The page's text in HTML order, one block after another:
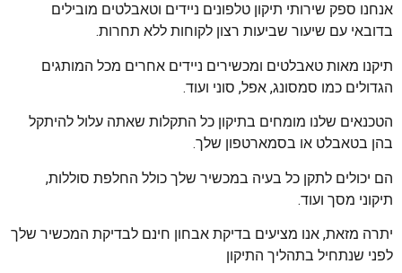
אנחנו ספק שירותי תיקון טלפונים ניידים וטאבלטים מובילים
בדובאי עם שיעור שביעות רצון לקוחות ללא תחרות.
תיקנו מאות טאבלטים ומכשירים ניידים אחרים מכל המותגים
הגדולים כמו סמסונג, אפל, סוני ועוד.
הטכנאים שלנו מומחים בתיקון כל התקלות שאתה עלול להיתקל
בהן בטאבלט או בסמארטפון שלך.
הם יכולים לתקן כל בעיה במכשיר שלך כולל החלפת סוללות,
תיקוני מסך ועוד.
יתרה מזאת, אנו מציעים בדיקת אבחון חינם לבדיקת המכשיר שלך
לפני שנתחיל בתהליך התיקון